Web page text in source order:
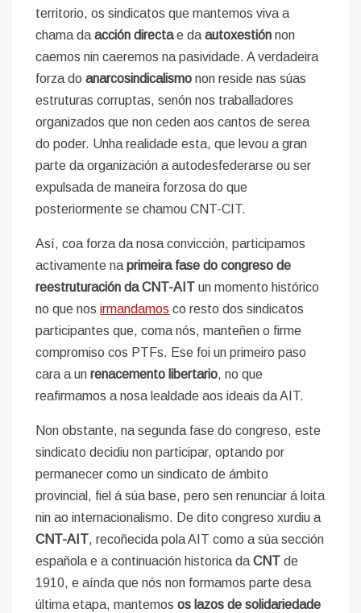
territorio, os sindicatos que mantemos viva a
chama daacción directae daautoxestión non
caemos nin caeremos na pasividade. A verdadeira
forza doanarcosindicalismo non reside nas súas
estruturas corruptas, senón nos traballadores
organizados que non ceden aos cantos de serea
do poder. Unha realidade esta, que levou a gran
parte da organización a autodesfederarse ou ser
expulsada de maneira forzosa do que
posteriormente se chamou CNT-CIT.
Así, coa forza da nosa convicción, participamos
activamente naprimeira fase do congreso de
reestruturaciónda CNT-AIT un momento histórico
no que nosirmandamos co resto dos sindicatos
participantes que, coma nós, manteñen o firme
compromiso cos PTFs. Ese foi un primeiro paso
cara a unrenacemento libertario, no que
reafirmamos a nosa lealdade aos ideais da AIT.
Non obstante, na segunda fase do congreso, este
sindicato decidiu non participar, optando por
permanecer como un sindicato de ámbito
provincial, fiel á súa base, pero sen renunciar á loita
nin ao internacionalismo. De dito congreso xurdiu a
CNT-AIT, recoñecida pola AIT como a súa sección
española e a continuación historica daCNT de
1910, e aínda que nós non formamos parte desa
última etapa, mantemosos lazos de solidariedade